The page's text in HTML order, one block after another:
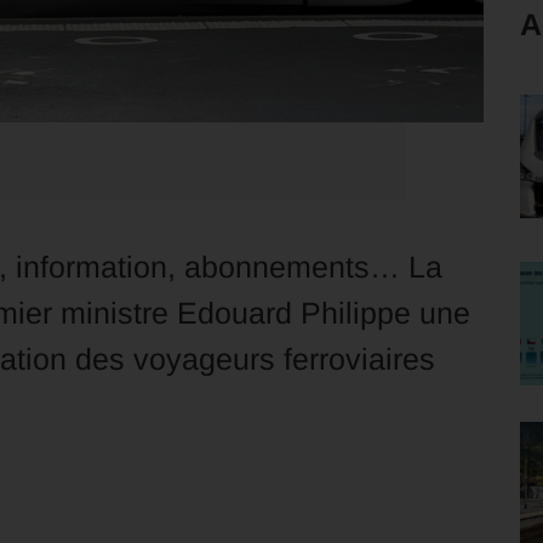
information, abonnements… La
ministre Edouard Philippe une
des voyageurs ferroviaires